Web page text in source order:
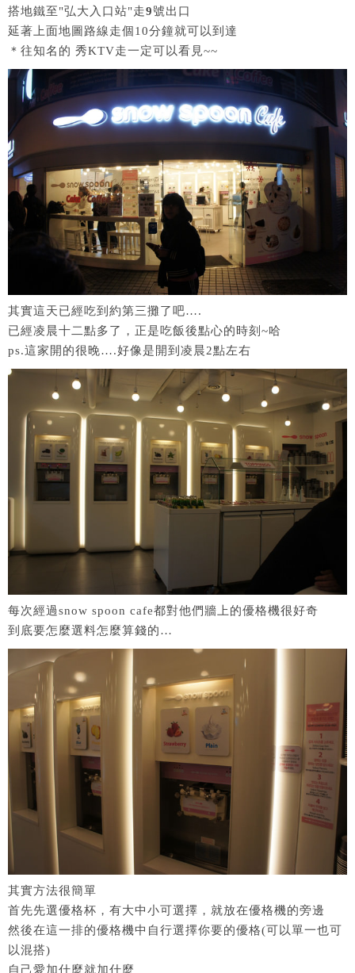
搭地鐵至"弘大入口站"走9號出口
延著上面地圖路線走個10分鐘就可以到達
＊往知名的 秀KTV走一定可以看見~~
其實這天已經吃到約第三攤了吧….
已經凌晨十二點多了，正是吃飯後點心的時刻~哈
ps.這家開的很晚….好像是開到凌晨2點左右
每次經過snow spoon cafe都對他們牆上的優格機很好奇
到底要怎麼選料怎麼算錢的…
其實方法很簡單
首先先選優格杯，有大中小可選擇，就放在優格機的旁邊
然後在這一排的優格機中自行選擇你要的優格(可以單一也可
以混搭)
自己愛加什麼就加什麼